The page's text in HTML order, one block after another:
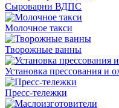
Сыроварни ВДПС
Молочное такси
Творожные ванны
Установка прессования и
Пресс-тележки